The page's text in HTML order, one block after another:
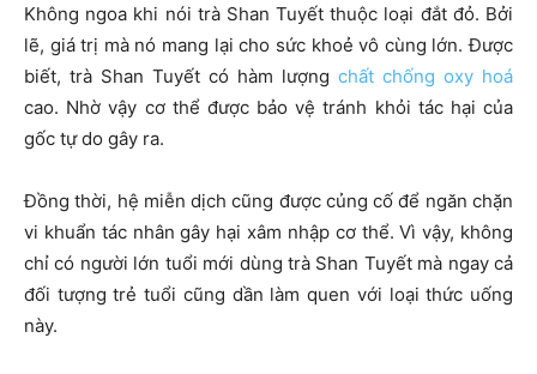
Không ngoa khi nói trà Shan Tuyết thuộc loại đắt đỏ. Bởi
lẽ, giá trị mà nó mang lại cho sức khoẻ vô cùng lớn. Được
biết, trà Shan Tuyết có hàm lượng chất chống oxy hoá
cao. Nhờ vậy cơ thể được bảo vệ tránh khỏi tác hại của
gốc tự do gây ra.
Đồng thời, hệ miễn dịch cũng được củng cố để ngăn chặn
vi khuẩn tác nhân gây hại xâm nhập cơ thể. Vì vậy, không
chỉ có người lớn tuổi mới dùng trà Shan Tuyết mà ngay cả
đối tượng trẻ tuổi cũng dần làm quen với loại thức uống
này.